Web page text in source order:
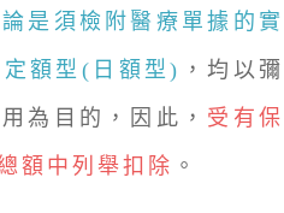
是須檢附醫療單據的實
額型(日額型) ，均以彌
為目的，因此， 受有保
額中列舉扣除 。